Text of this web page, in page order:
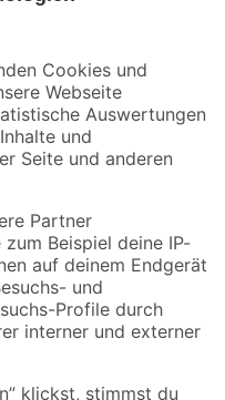
mehr verpassen!